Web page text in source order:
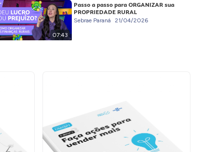
07:43
Passo a passo para ORGANIZAR sua
PROPRIEDADE RURAL
Sebrae Paraná 21/04/2026